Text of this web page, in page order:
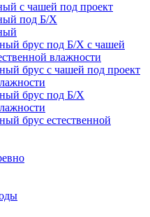
с чашей под проект
под Б/Х
брус под Б/Х с чашей
влажности
брус с чашей под проект
брус под Б/Х
брус естественной